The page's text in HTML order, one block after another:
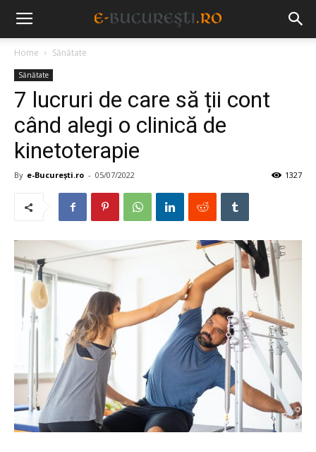
Home Sănătate
Sănătate
7 lucruri de care să ții cont
când alegi o clinică de
kinetoterapie
By e-București.ro - 05/07/2022 1327